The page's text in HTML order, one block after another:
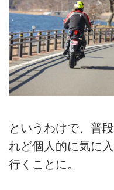
というわけで、普
れど個人的に気に
行くことに。